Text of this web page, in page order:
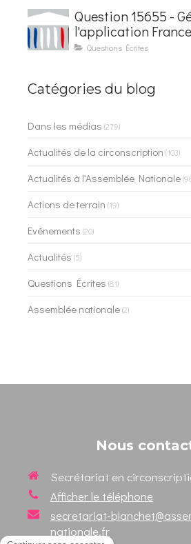
Question 15655 -
l'application
les contrôles du
Questions Écrites
Catégories du blog
Dans les médias (279)
Actualités de la circonscription (103)
Actualités à l'Assemblée Nationale
Actions de terrain (19)
Evénements (20)
Actualités (5)
Questions Écrites (81)
Assemblée nationale(2)
Nous
Secrétariat en
Afficher le téléphone
secretariat-
nationale.fr